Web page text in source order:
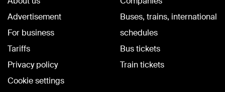
Advertisement
For business
Tariffs
Privacy policy
Cookie settings
Buses, trains, international
schedules
Bus tickets
Train tickets